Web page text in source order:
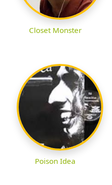
Closet Monster
Poison Idea